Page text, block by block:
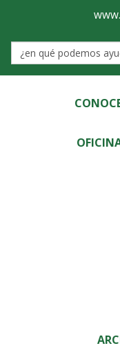
de
Castro-
Urdiales